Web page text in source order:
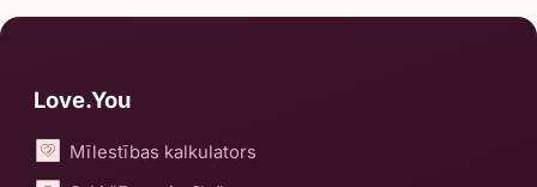
Love.You
Mīlestības kalkulators